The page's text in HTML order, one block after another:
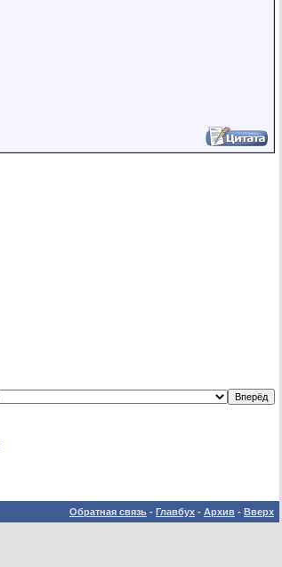
Обратная связь - Главбух - Архив - Вверх